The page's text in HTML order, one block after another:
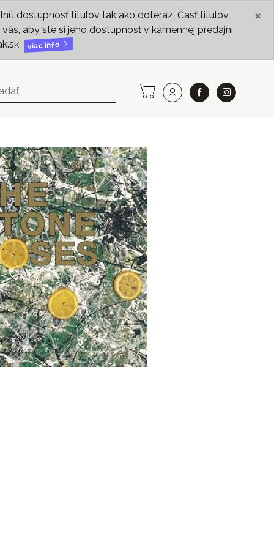
dostupnosť titulov tak ako doteraz. Časť titulov
aby ste si jeho dostupnosť v kamennej predajni
viac info
×